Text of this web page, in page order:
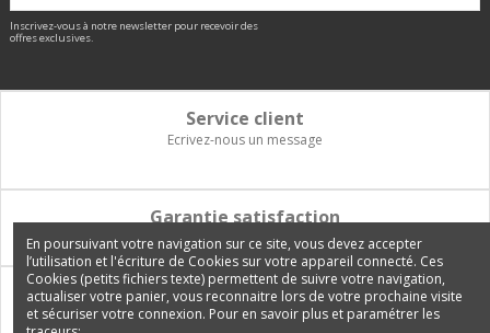
Inscrivez-vous à notre newsletter pour recevoir des
offres exclusives.
Service client
Ecrivez-nous un message
Garantie satisfaction
Vous disposez de 14 jours pour changer d'avis et être remboursé
Paiement 100% sécurisé
Carte bancaire, PayPal, 3 fois sans frais, virement bancaire
En poursuivant votre navigation sur ce site, vous devez accepter
l’utilisation et l'écriture de Cookies sur votre appareil connecté. Ces
Cookies (petits fichiers texte) permettent de suivre votre navigation,
actualiser votre panier, vous reconnaitre lors de votre prochaine visite
et sécuriser votre connexion. Pour en savoir plus et paramétrer les